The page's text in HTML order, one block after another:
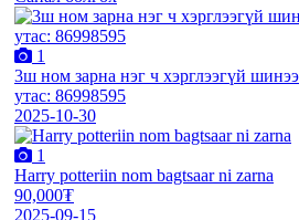
1
3ш ном зарна нэг ч хэрглээгүй
утас: 86998595
2025-10-30
1
Harry potteriin nom bagtsaar ni zarna
90,000₮
2025-09-15